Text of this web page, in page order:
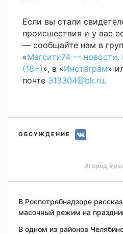
Если вы стали
происшествия и у вас
— сообщайте нам в
«Магсити74 — новости.
(18+)», в «Инстаграм»
почте 313304@bk.ru.
ОБСУЖДЕНИЕ
#город
В Роспотребнадзоре
масочный режим на
В одном из районов